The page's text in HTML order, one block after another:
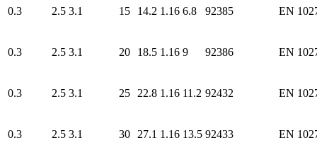
0.3 2.5 3.1 15 14.2 1.16 6.8 92385 EN
0.3 2.5 3.1 20 18.5 1.16 9 92386 EN
0.3 2.5 3.1 25 22.8 1.16 11.2 92432 EN
0.3 2.5 3.1 30 27.1 1.16 13.5 92433 EN